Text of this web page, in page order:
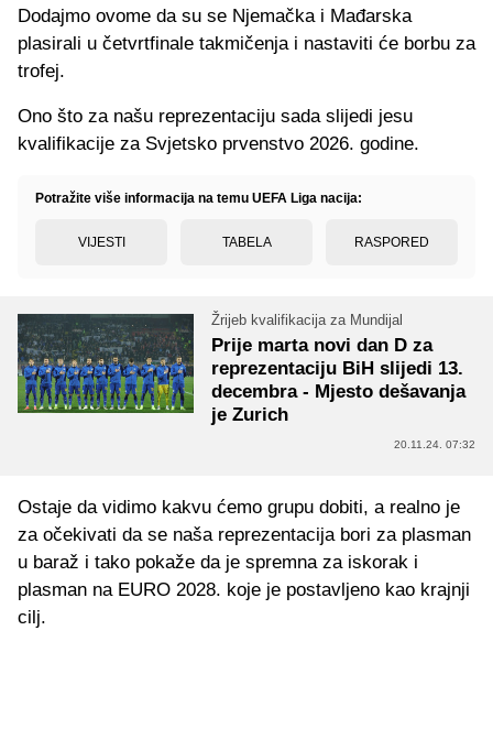
Dodajmo ovome da su se Njemačka i Mađarska
plasirali u četvrtfinale takmičenja i nastaviti će borbu za
trofej.
Ono što za našu reprezentaciju sada slijedi jesu
kvalifikacije za Svjetsko prvenstvo 2026. godine.
Potražite više informacija na temu UEFA Liga nacija:
VIJESTI TABELA RASPORED
Žrijeb kvalifikacija za Mundijal
Prije marta novi dan D za
reprezentaciju BiH slijedi 13.
decembra - Mjesto dešavanja
je Zurich
20.11.24. 07:32
Ostaje da vidimo kakvu ćemo grupu dobiti, a realno je
za očekivati da se naša reprezentacija bori za plasman
u baraž i tako pokaže da je spremna za iskorak i
plasman na EURO 2028. koje je postavljeno kao krajnji
cilj.